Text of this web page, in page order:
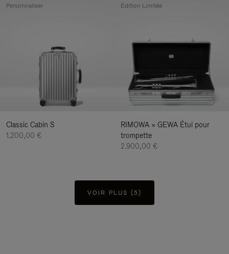
Classic Cabin S
1.200,00 €
Personnaliser
RIMOWA × GEWA Étui pour
trompette
2.900,00 €
Édition Limitée
VOIR PLUS (5)